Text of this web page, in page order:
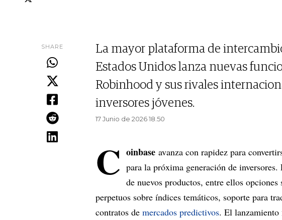
SHARE
La mayor plataforma de
Estados Unidos lanza nuevas
Robinhood y sus rivales
inversores jóvenes.
17 Junio de 2026 18.50
C oinbase avanza con rapidez para
para la próxima generación de
de nuevos productos, entre ellos
perpetuos sobre índices temáticos, soporte para
contratos de mercados predictivos. El lanzamiento